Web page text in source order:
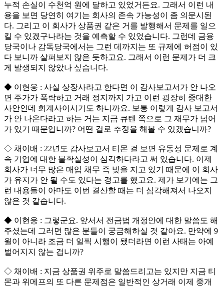
누적 손실이 수천억 원에 달하고 있었거든요. 그래서 이런 내
용을 보면 당연히 여기는 회사의 존속 가능성이 좀 의문시된
다. 그리고 이 회사가 상품권 같은 거를 발행해서 문제를 일으
킬 수 있겠구나라는 것을 예측할 수 있었습니다. 그런데 금융
당국이나 감독당국에서는 그런 데까지는 또 규제에 허점이 있
다 보니까 살펴보지 않은 듯하고요. 그래서 이런 문제가 더 크
게 발생되지 않았나 싶습니다.
◆ 이현웅 : 사실 상장사라고 한다면 이 감사보고서가 안 나오
면 주가가 폭락하고 거래 정지까지 가고 이런 굉장히 중대한
사안인데 회계사이시기도 하니까요. 보통 이렇게 감사 보고서
가 안 나온다라고 하는 거는 지금 큐텐 쪽으로 그 재무가 넘어
가 있기 때문입니까? 어떤 걸로 추정을 해볼 수 있겠습니까?
◇ 채이배 : 22년도 감사보고서 티몬 걸 보면 유동성 문제로 계
속 기업에 대한 불확실성이 심각하다라고 써 있습니다. 이제
회사가 너무 많은 매입 채무 즉 빚을 지고 있기 때문에 이 회사
가 유지가 안 될 수도 있다는 경고를 했고요. 제가 보기에는 그
런 내용들이 아마도 이번 결산할 때는 더 심각해져서 나오지
않은 것 같습니다.
◆ 이현웅 : 그렇군요. 앞서서 전금법 개정안에 대한 말씀도 해
주셨는데 그러면 많은 분들이 궁금해하실 것 같아요. 만약에 9
월이 아니라 조금 더 일찍 시행이 됐더라면 이런 사태는 아예
벌어지지 않는 겁니까?
◇ 채이배 : 지금 상품권 위주로 말씀드리고는 있지만 지금 티
몬과 위메프의 또 다른 문제점은 일반적인 상거래 이제 중개